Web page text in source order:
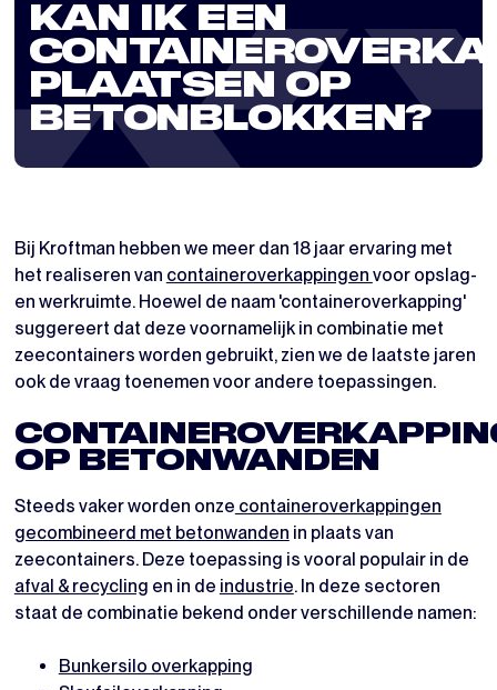
KAN IK EEN
PLAATSEN OP
BETONBLOKKEN?
Bij Kroftman hebben we meer dan 18 jaar ervaring met
het realiseren van containeroverkappingen voor opslag-
en werkruimte. Hoewel de naam 'containeroverkapping'
suggereert dat deze voornamelijk in combinatie met
zeecontainers worden gebruikt, zien we de laatste jaren
ook de vraag toenemen voor andere toepassingen.
OP BETONWANDEN
Steeds vaker worden onze containeroverkappingen
gecombineerd met betonwanden in plaats van
zeecontainers. Deze toepassing is vooral populair in de
afval & recycling en in de industrie. In deze sectoren
staat de combinatie bekend onder verschillende namen:
Bunkersilo overkapping